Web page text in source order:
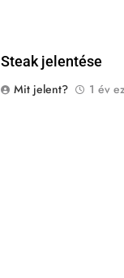
Steak jelentése
Mit jelent?
1 év